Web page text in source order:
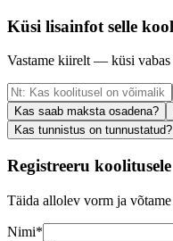
Küsi lisainfot selle
Vastame kiirelt — küsi vabas
Kas saab maksta osadena?
Kas tunnistus on tunnustatud?
Registreeru koolitusele
Täida allolev vorm ja
Nimi*